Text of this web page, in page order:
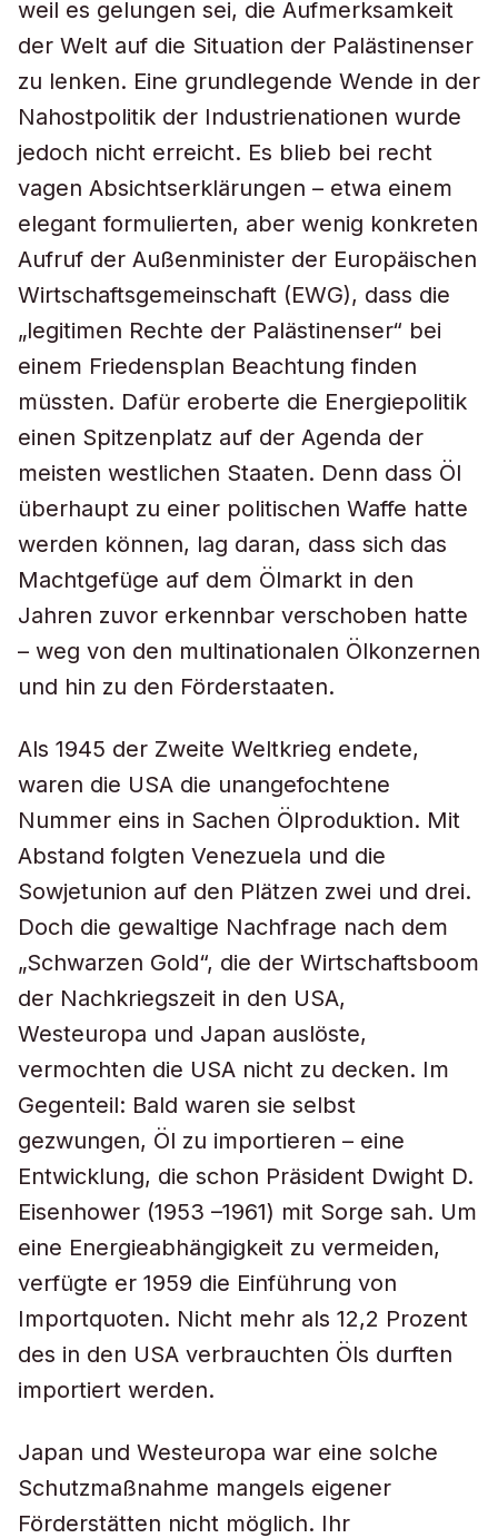
weil es gelungen sei, die Aufmerksamkeit
der Welt auf die Situation der Palästinenser
zu lenken. Eine grundlegende Wende in der
Nahostpolitik der Industrienationen wurde
jedoch nicht erreicht. Es blieb bei recht
vagen Absichtserklärungen – etwa einem
elegant formulierten, aber wenig konkreten
Aufruf der Außenminister der Europäischen
Wirtschaftsgemeinschaft (EWG), dass die
„legitimen Rechte der Palästinenser“ bei
einem Friedensplan Beachtung finden
müssten. Dafür eroberte die Energiepolitik
einen Spitzenplatz auf der Agenda der
meisten westlichen Staaten. Denn dass Öl
überhaupt zu einer politischen Waffe hatte
werden können, lag daran, dass sich das
Machtgefüge auf dem Ölmarkt in den
Jahren zuvor erkennbar verschoben hatte
– weg von den multinationalen Ölkonzernen
und hin zu den Förderstaaten.
Als 1945 der Zweite Weltkrieg endete,
waren die USA die unangefochtene
Nummer eins in Sachen Ölproduktion. Mit
Abstand folgten Venezuela und die
Sowjetunion auf den Plätzen zwei und drei.
Doch die gewaltige Nachfrage nach dem
„Schwarzen Gold“, die der Wirtschaftsboom
der Nachkriegszeit in den USA,
Westeuropa und Japan auslöste,
vermochten die USA nicht zu decken. Im
Gegenteil: Bald waren sie selbst
gezwungen, Öl zu importieren – eine
Entwicklung, die schon Präsident Dwight D.
Eisenhower (1953 –1961) mit Sorge sah. Um
eine Energieabhängigkeit zu vermeiden,
verfügte er 1959 die Einführung von
Importquoten. Nicht mehr als 12,2 Prozent
des in den USA verbrauchten Öls durften
importiert werden.
Japan und Westeuropa war eine solche
Schutzmaßnahme mangels eigener
Förderstätten nicht möglich. Ihr